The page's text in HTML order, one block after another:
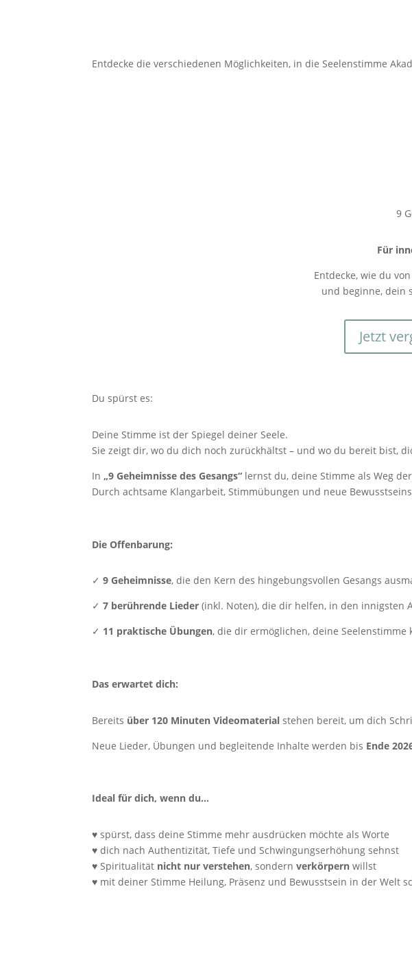
Entdecke die verschiedenen Möglichkeiten, in die Seelenstimme
9
Für
Entdecke, wie du
und beginne, dein
Jetzt
Du spürst es:
Deine Stimme ist der Spiegel deiner Seele.
Sie zeigt dir, wo du dich noch zurückhältst – und wo du bereit bist,
In„9 Geheimnisse des Gesangs“ lernst du, deine Stimme als Weg
Durch achtsame Klangarbeit, Stimmübungen und neue
Die Offenbarung:
✓9 Geheimnisse, die den Kern des hingebungsvollen Gesangs
✓7 berührende Lieder(inkl. Noten), die dir helfen, in den innigsten
✓ 11 praktische Übungen, die dir ermöglichen, deine
Das erwartet dich:
Bereits über 120 Minuten Videomaterial stehen bereit, um dich
Neue Lieder, Übungen und begleitende Inhalte werden bis Ende
Ideal für dich, wenn du…
♥ spürst, dass deine Stimme mehr ausdrücken möchte als Worte
♥ dich nach Authentizität, Tiefe und Schwingungserhöhung sehnst
♥ Spiritualität nicht nur verstehen, sondernverkörpern willst
♥ mit deiner Stimme Heilung, Präsenz und Bewusstsein in der Welt